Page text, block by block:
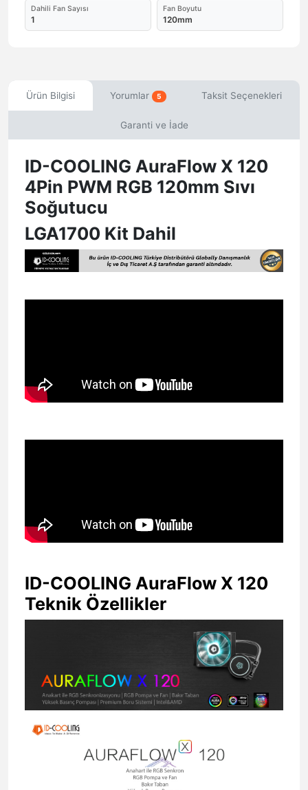
Dahili Fan Sayısı
1
Fan Boyutu
120mm
Ürün Bilgisi Yorumlar 5 Taksit Seçenekleri
Garanti ve İade
ID-COOLING AuraFlow X 120
4Pin PWM RGB 120mm Sıvı
Soğutucu
LGA1700 Kit Dahil
ID-COOLING AuraFlow X 120
Teknik Özellikler